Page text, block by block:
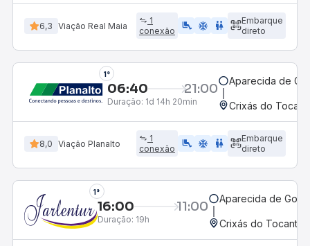
6,3 Viação Real Maia
1
conexão
airline_seat_legroom_extra ac_unit wc
Embarque
direto
1°
06:40 21:00
Duração: 1d 14h 20min
Aparecida de
Crixás do
8,0 Viação Planalto
1
conexão
airline_seat_legroom_extra ac_unit WC
Embarque
direto
1°
16:00 11:00
Duração: 19h
Aparecida de
Crixás do